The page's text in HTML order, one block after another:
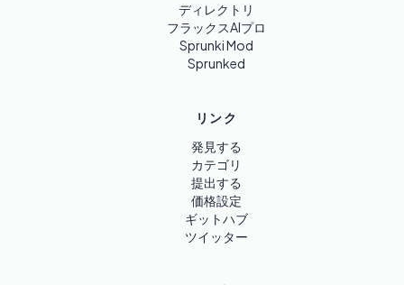
ディレクトリ
フラックスAIプロ
Sprunki Mod
Sprunked
リンク
発見する
カテゴリ
提出する
価格設定
ギットハブ
ツイッター